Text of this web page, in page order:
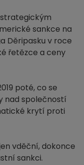
strategickým
sankce na
Děripasku v roce
řetězce a ceny
poté, co se
nad společností
krytí proti
vděční, dokonce
sankci.